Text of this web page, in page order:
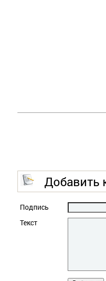
Добавить
Подпись
Текст